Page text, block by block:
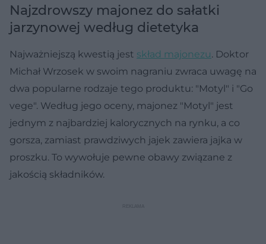
Najzdrowszy majonez do sałatki
jarzynowej według dietetyka
Najważniejszą kwestią jest skład majonezu. Doktor
Michał Wrzosek w swoim nagraniu zwraca uwagę na
dwa popularne rodzaje tego produktu: "Motyl" i "Go
vege". Według jego oceny, majonez "Motyl" jest
jednym z najbardziej kalorycznych na rynku, a co
gorsza, zamiast prawdziwych jajek zawiera jajka w
proszku. To wywołuje pewne obawy związane z
jakością składników.